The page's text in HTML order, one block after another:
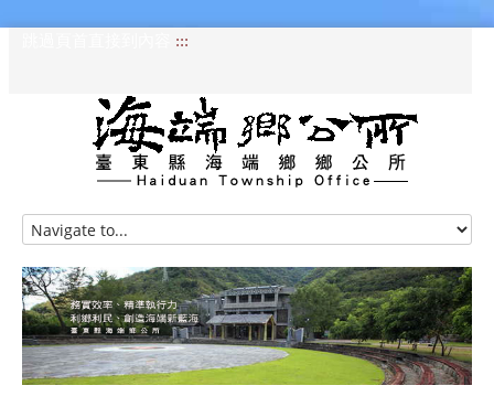
:::
HOME
訊息專區
認識海端
公所介紹